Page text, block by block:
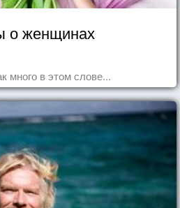
о женщинах
много в этом слове...